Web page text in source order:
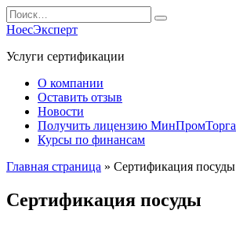
Перейти
к
содержанию
Search
for:
НоесЭксперт
Услуги сертификации
О компании
Оставить отзыв
Новости
Получить лицензию МинПромТорга
Курсы по финансам
Главная страница » Сертификация посуды
Сертификация посуды